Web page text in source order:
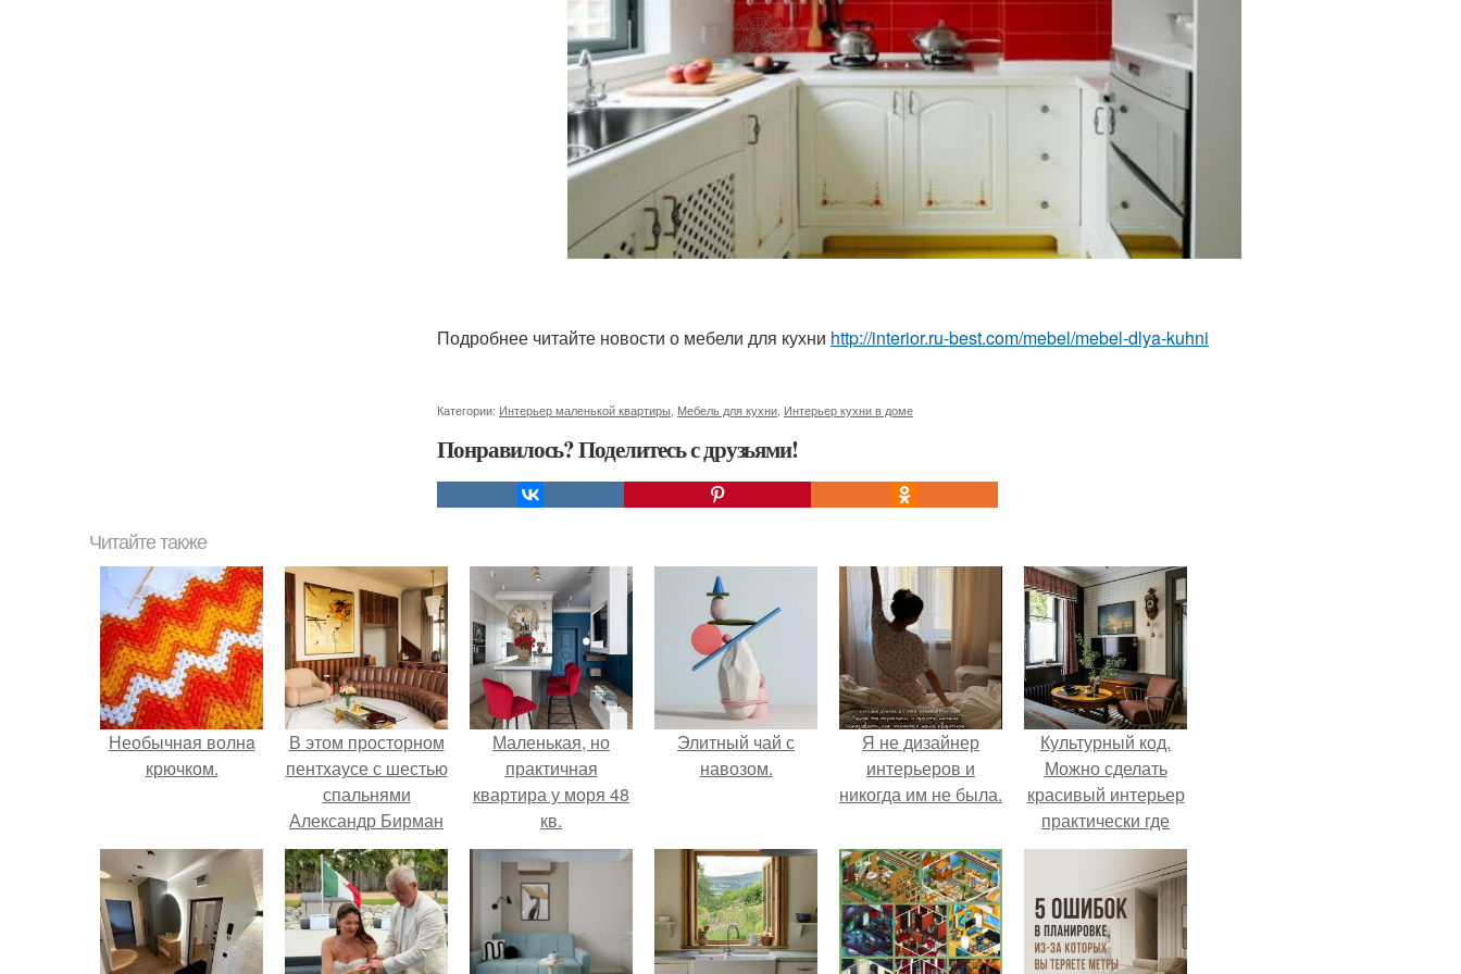
Подробнее читайте новости о мебели для кухни http://interior.ru-best.com/mebel/mebel-dlya-kuhni
Категории: Интерьер маленькой квартиры Мебель для кухни Интерьер кухни в доме
Понравилось? Поделитесь с друзьями!
Читайте также
Необычнaя волнa
крючком.
В этом просторном
пентхаусе с шестью
спальнями
Александр Бирман
живет со своей
семьей.
Маленькая, но
практичная
квартира у моря 48
кв.
Элитный чай с
навозом.
Я не дизайнер
интерьеров и
никогда им не была.
Культурный код.
Можно сделать
красивый интерьер
практически где
угодно.